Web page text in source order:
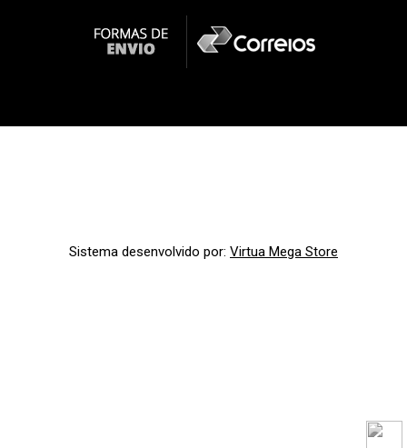
Sistema desenvolvido por: Virtua Mega Store